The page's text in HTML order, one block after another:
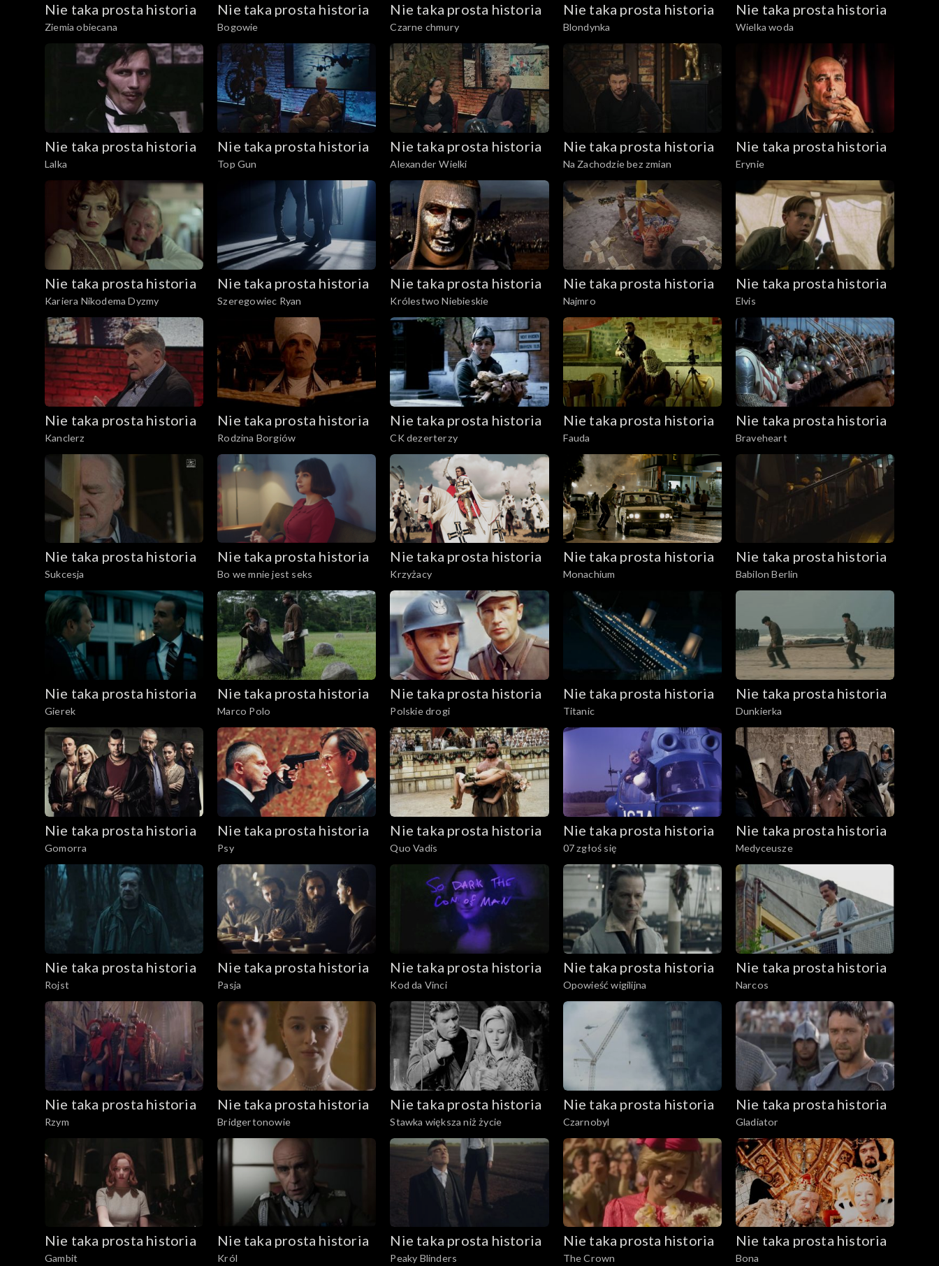
Nie taka prosta historia
Ziemia obiecana
Nie taka prosta historia
Bogowie
Nie taka prosta historia
Czarne chmury
Nie taka prosta historia
Blondynka
Nie taka prosta historia
Wielka woda
Nie taka prosta historia
Lalka
Nie taka prosta historia
Top Gun
Nie taka prosta historia
Alexander Wielki
Nie taka prosta historia
Na Zachodzie bez zmian
Nie taka prosta historia
Erynie
Nie taka prosta historia
Kariera Nikodema Dyzmy
Nie taka prosta historia
Szeregowiec Ryan
Nie taka prosta historia
Królestwo Niebieskie
Nie taka prosta historia
Najmro
Nie taka prosta historia
Elvis
Nie taka prosta historia
Kanclerz
Nie taka prosta historia
Rodzina Borgiów
Nie taka prosta historia
CK dezerterzy
Nie taka prosta historia
Fauda
Nie taka prosta historia
Braveheart
Nie taka prosta historia
Sukcesja
Nie taka prosta historia
Bo we mnie jest seks
Nie taka prosta historia
Krzyżacy
Nie taka prosta historia
Monachium
Nie taka prosta historia
Babilon Berlin
Nie taka prosta historia
Gierek
Nie taka prosta historia
Marco Polo
Nie taka prosta historia
Polskie drogi
Nie taka prosta historia
Titanic
Nie taka prosta historia
Dunkierka
Nie taka prosta historia
Gomorra
Nie taka prosta historia
Psy
Nie taka prosta historia
Quo Vadis
Nie taka prosta historia
07 zgłoś się
Nie taka prosta historia
Medyceusze
Nie taka prosta historia
Rojst
Nie taka prosta historia
Pasja
Nie taka prosta historia
Kod da Vinci
Nie taka prosta historia
Opowieść wigilijna
Nie taka prosta historia
Narcos
Nie taka prosta historia
Rzym
Nie taka prosta historia
Bridgertonowie
Nie taka prosta historia
Stawka większa niż życie
Nie taka prosta historia
Czarnobyl
Nie taka prosta historia
Gladiator
Nie taka prosta historia
Gambit
Nie taka prosta historia
Król
Nie taka prosta historia
Peaky Blinders
Nie taka prosta historia
The Crown
Nie taka prosta historia
Bona